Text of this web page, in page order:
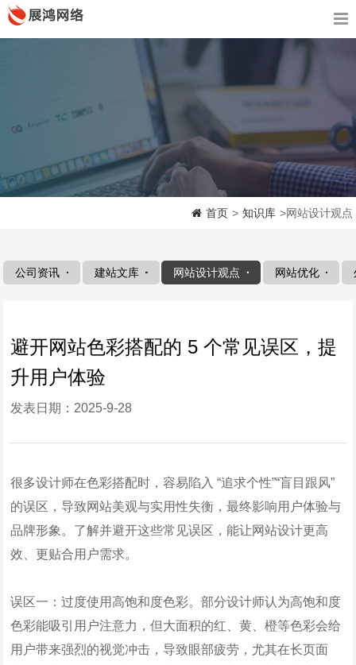
首页 > 知识库 >网站设计观点
公司资讯 建站文库 网站设计观点 网站优化
避开网站色彩搭配的 5 个常见误区，提
升用户体验
发表日期：2025-9-28
很多设计师在色彩搭配时，容易陷入 “追求个性”“盲目跟风”
的误区，导致网站美观与实用性失衡，最终影响用户体验与
品牌形象。了解并避开这些常见误区，能让网站设计更高
效、更贴合用户需求。
误区一：过度使用高饱和度色彩。部分设计师认为高饱和度
色彩能吸引用户注意力，但大面积的红、黄、橙等色彩会给
用户带来强烈的视觉冲击，导致眼部疲劳，尤其在长页面